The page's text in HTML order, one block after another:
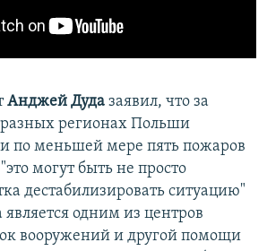
Анджей Дуда заявил, что за
регионах Польши
по меньшей мере пять пожаров
могут быть не просто
дестабилизировать ситуацию"
одним из центров
вооружений и другой помощи